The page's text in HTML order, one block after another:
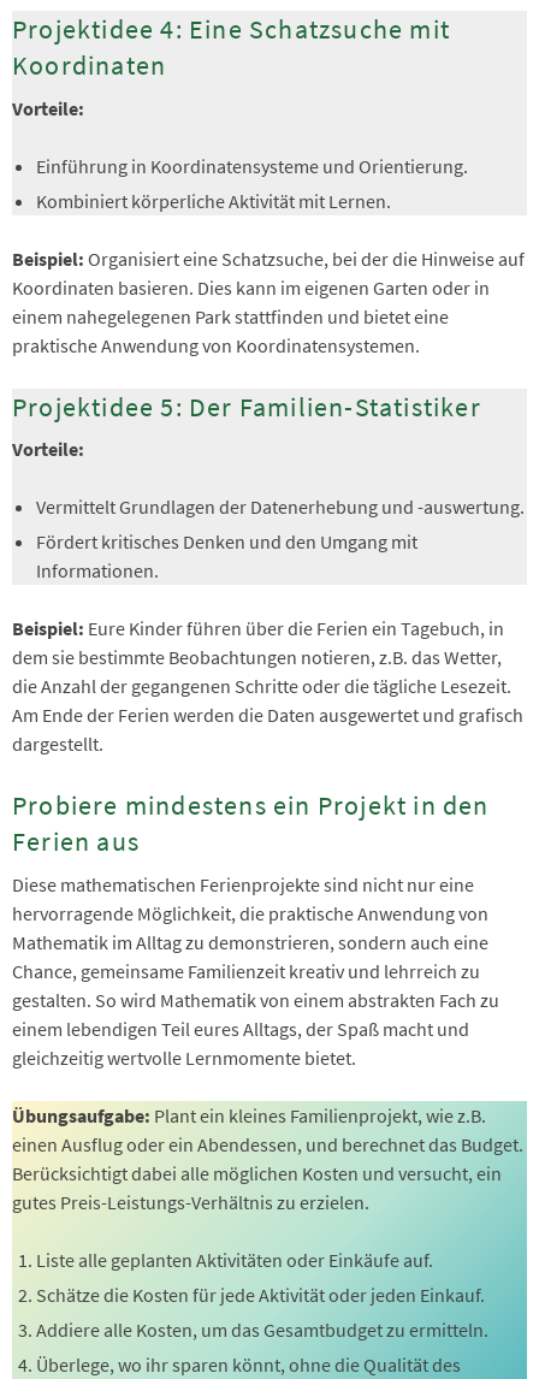
Projektidee 4: Eine Schatzsuche mit
Koordinaten
Vorteile:
Einführung in Koordinatensysteme und Orientierung.
Kombiniert körperliche Aktivität mit Lernen.
Beispiel: Organisiert eine Schatzsuche, bei der die Hinweise auf
Koordinaten basieren. Dies kann im eigenen Garten oder in
einem nahegelegenen Park stattfinden und bietet eine
praktische Anwendung von Koordinatensystemen.
Projektidee 5: Der Familien-Statistiker
Vorteile:
Vermittelt Grundlagen der Datenerhebung und -auswertung.
Fördert kritisches Denken und den Umgang mit
Informationen.
Beispiel: Eure Kinder führen über die Ferien ein Tagebuch, in
dem sie bestimmte Beobachtungen notieren, z.B. das Wetter,
die Anzahl der gegangenen Schritte oder die tägliche Lesezeit.
Am Ende der Ferien werden die Daten ausgewertet und grafisch
dargestellt.
Probiere mindestens ein Projekt in den
Ferien aus
Diese mathematischen Ferienprojekte sind nicht nur eine
hervorragende Möglichkeit, die praktische Anwendung von
Mathematik im Alltag zu demonstrieren, sondern auch eine
Chance, gemeinsame Familienzeit kreativ und lehrreich zu
gestalten. So wird Mathematik von einem abstrakten Fach zu
einem lebendigen Teil eures Alltags, der Spaß macht und
gleichzeitig wertvolle Lernmomente bietet.
Übungsaufgabe: Plant ein kleines Familienprojekt, wie z.B.
einen Ausflug oder ein Abendessen, und berechnet das Budget.
Berücksichtigt dabei alle möglichen Kosten und versucht, ein
gutes Preis-Leistungs-Verhältnis zu erzielen.
Liste alle geplanten Aktivitäten oder Einkäufe auf.
Schätze die Kosten für jede Aktivität oder jeden Einkauf.
Addiere alle Kosten, um das Gesamtbudget zu ermitteln.
Überlege, wo ihr sparen könnt, ohne die Qualität des